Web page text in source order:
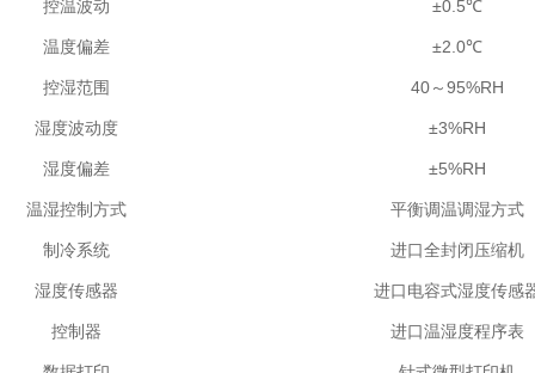
控温波动 ±0.5℃
温度偏差 ±2.0℃
控湿范围 40～95%RH
湿度波动度 ±3%RH
湿度偏差 ±5%RH
温湿控制方式 平衡调温调湿方式
制冷系统 进口全封闭压缩机
湿度传感器 进口电容式湿度传感
控制器 进口温湿度程序表